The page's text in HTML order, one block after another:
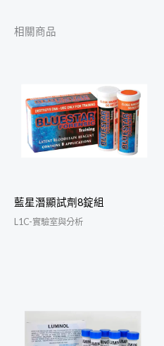
相關商品
藍星潛顯試劑8錠組
L1C-實驗室與分析